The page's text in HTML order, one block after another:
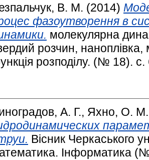
В. М. (2014)
фазоутворення в
молекулярна
розчин,
розподілу. (№ 18).
А. Г., Яхно, О. М.
Вісник Черкаського
Інформатика